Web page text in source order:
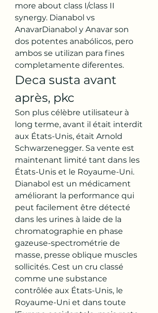
more about class I/class II
synergy. Dianabol vs
AnavarDianabol y Anavar son
dos potentes anabólicos, pero
ambos se utilizan para fines
completamente diferentes.
Deca susta avant
après, pkc
Son plus célèbre utilisateur à
long terme, avant il était interdit
aux États-Unis, était Arnold
Schwarzenegger. Sa vente est
maintenant limité tant dans les
États-Unis et le Royaume-Uni.
Dianabol est un médicament
améliorant la performance qui
peut facilement être détecté
dans les urines à laide de la
chromatographie en phase
gazeuse-spectrométrie de
masse, presse oblique muscles
sollicités. Cest un cru classé
comme une substance
contrôlée aux États-Unis, le
Royaume-Uni et dans toute